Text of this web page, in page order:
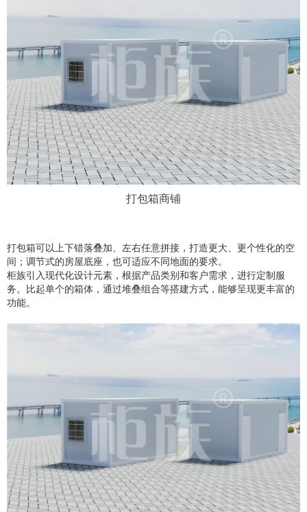
打包箱商铺
打包箱可以上下错落叠加、左右任意拼接，打造更大、更个性化的空
间；调节式的房屋底座，也可适应不同地面的要求。
柜族引入现代化设计元素，根据产品类别和客户需求，进行定制服
务。比起单个的箱体，通过堆叠组合等搭建方式，能够呈现更丰富的
功能。